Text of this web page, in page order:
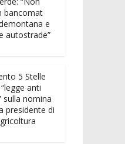
bancomat
e
autostrade”
5 Stelle
anti
sulla nomina
presidente di